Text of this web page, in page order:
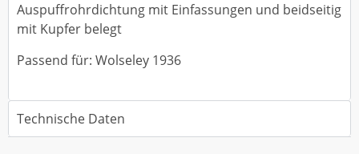
Auspuffrohrdichtung mit Einfassungen und beidseitig
mit Kupfer belegt
Passend für: Wolseley 1936
Technische Daten